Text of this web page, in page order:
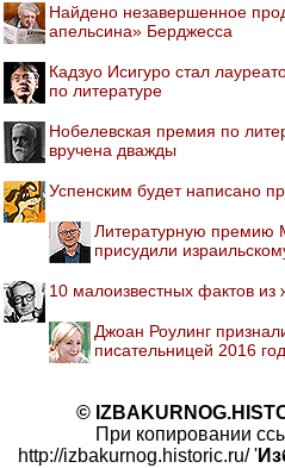
Найдено незавершенное
апельсина» Берджесса
Кадзуо Исигуро стал
по литературе
Нобелевская премия по
вручена дважды
Успенским будет написано
Литературную премию
присудили
10 малоизвестных фактов из
Джоан Роулинг
писательницей 2016
©
При копировании
http://izbakurnog.historic.ru/ '